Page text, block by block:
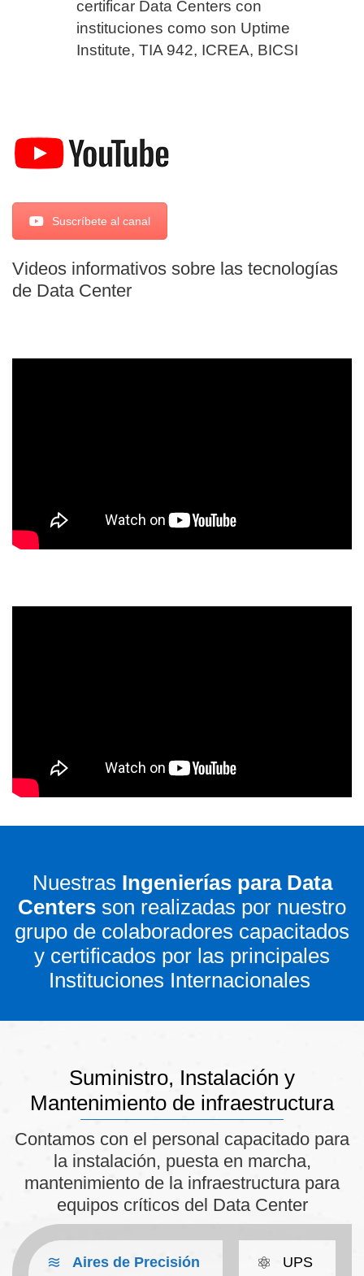
certificar Data Centers con
instituciones como son Uptime
Institute, TIA 942, ICREA, BICSI
Suscríbete al canal
Videos informativos sobre las tecnologías
de Data Center
Nuestras Ingenierías para Data
Centers son realizadas por nuestro
grupo de colaboradores capacitados
y certificados por las principales
Instituciones Internacionales
Suministro, Instalación y
Mantenimiento de infraestructura
Contamos con el personal capacitado para
la instalación, puesta en marcha,
mantenimiento de la infraestructura para
equipos críticos del Data Center
Aires de Precisión UPS